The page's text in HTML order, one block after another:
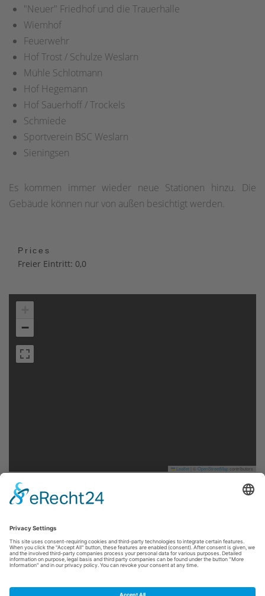
"Neuer" Friedhof und die Trauerhalle
Wiemhof
Feuerwehr
Hof Trost / Schulze Weslarn
Mühle Schlotmann
Hof Hegemann
Hof Sauerhoff / Trockels
Schmiede
Sportverein BSC Weslarn
Sieningsen
Es kommen immer wieder neue Stationen hinzu. Die
Gebäude können nur von außen besichtigt werden.
Prices
Freier Eintritt: 0,0
−
Leaflet © OpenStreetMapcontributors